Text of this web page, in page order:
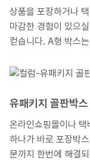
상품을 포장하거나
마감한 경험이 있으실 겁니다. 이러한 박스 형태
컫습니다. A형 박스는 제조가 쉽고 가성비가 뛰어나기 때문에 가장
자 할 때, 포장하고자
설명해 보겠습니다.
유패키지 골판박스
온라인쇼핑몰이나
하나가 바로 포장박스입니다. 저희 쇼핑몰은 직
문까지 한번에 해결